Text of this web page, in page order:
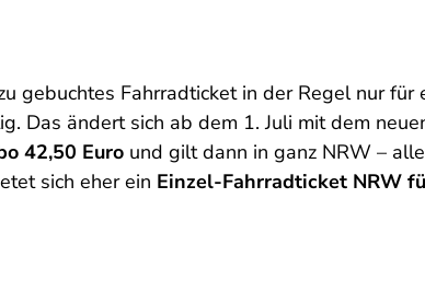
gebuchtes Fahrradticket in der Regel nur
Das ändert sich ab dem 1. Juli mit dem
42,50 Euro und gilt dann in ganz NRW –
sich eher ein Einzel-Fahrradticket NRW